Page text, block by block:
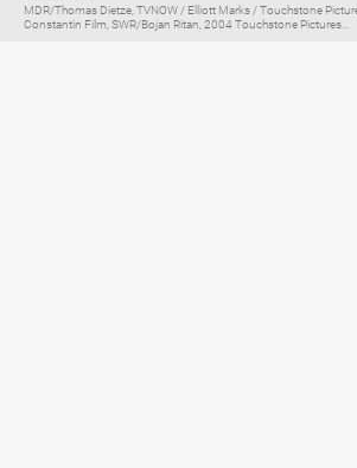
MDR/Thomas Dietze, TVNOW / Elliott Marks / Touchstone
Constantin Film, SWR/Bojan Ritan, 2004 Touchstone Pictures...